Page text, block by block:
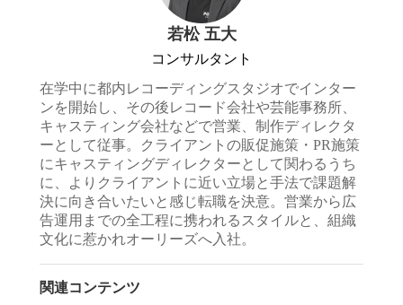
若松 五大
コンサルタント
在学中に都内レコーディングスタジオでインター
ンを開始し、その後レコード会社や芸能事務所、
キャスティング会社などで営業、制作ディレクタ
ーとして従事。クライアントの販促施策・PR施策
にキャスティングディレクターとして関わるうち
に、よりクライアントに近い立場と手法で課題解
決に向き合いたいと感じ転職を決意。営業から広
告運用までの全工程に携われるスタイルと、組織
文化に惹かれオーリーズへ入社。
関連コンテンツ